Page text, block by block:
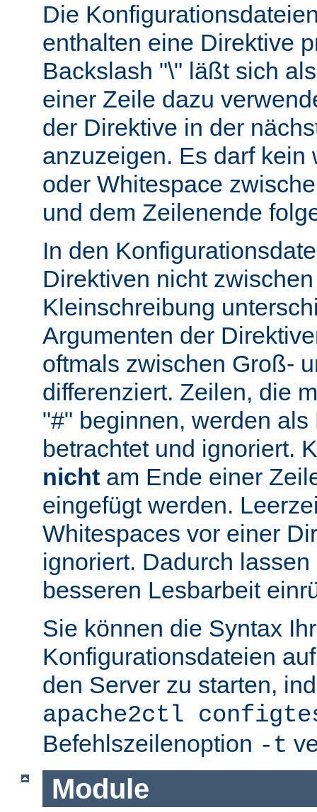
Die
enthalten eine Direktive
Backslash "\" läßt sich
einer Zeile dazu
der Direktive in der
anzuzeigen. Es darf kein
oder Whitespace
und dem Zeilenende
In den
Direktiven nicht
Kleinschreibung
Argumenten der
oftmals zwischen Groß-
differenziert. Zeilen, die
"#" beginnen, werden als
betrachtet und ignoriert.
nicht am Ende einer
eingefügt werden.
Whitespaces vor einer
ignoriert. Dadurch
besseren Lesbarbeit
Sie können die Syntax
Konfigurationsdateien
den Server zu starten,
apache2ctl
Befehlszeilenoption -t
Module